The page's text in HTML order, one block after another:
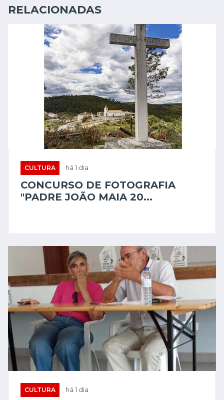
RELACIONADAS
CULTURA há 1 dia
CONCURSO DE FOTOGRAFIA
"PADRE JOÃO MAIA 20...
CULTURA há 1 dia